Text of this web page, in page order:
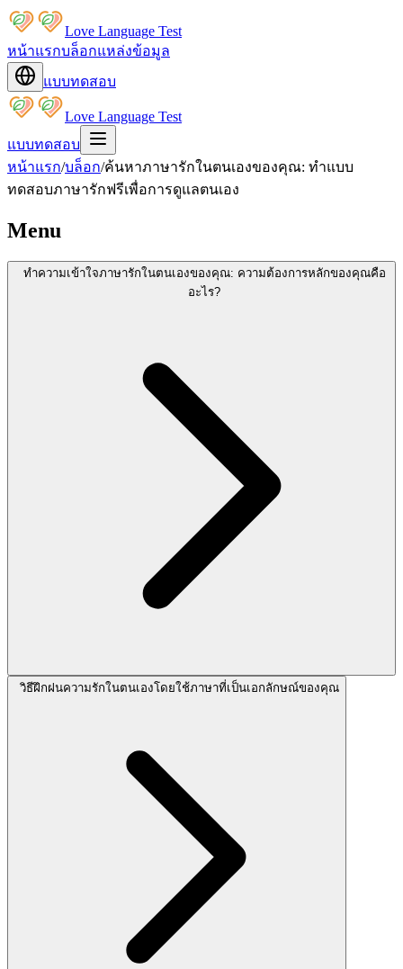
Love Language Test
หน้าแรกบล็อกแหล่งข้อมูล
แบบทดสอบ
Love Language Test
แบบทดสอบ
หน้าแรก/บล็อก/ค้นหาภาษารักในตนเองของคุณ: ทำแบบ
ทดสอบภาษารักฟรีเพื่อการดูแลตนเอง
Menu
ทำความเข้าใจภาษารักในตนเองของคุณ: ความต้องการหลักของคุณคือ
อะไร?
วิธีฝึกฝนความรักในตนเองโดยใช้ภาษาที่เป็นเอกลักษณ์ของคุณ